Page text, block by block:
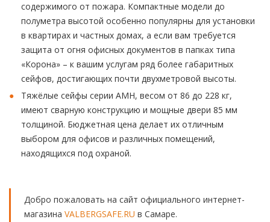
содержимого от пожара. Компактные модели до
полуметра высотой особенно популярны для установки
в квартирах и частных домах, а если вам требуется
защита от огня офисных документов в папках типа
«Корона» – к вашим услугам ряд более габаритных
сейфов, достигающих почти двухметровой высоты.
Тяжёлые сейфы серии АМН, весом от 86 до 228 кг,
имеют сварную конструкцию и мощные двери 85 мм
толщиной. Бюджетная цена делает их отличным
выбором для офисов и различных помещений,
находящихся под охраной.
Добро пожаловать на сайт официального интернет-
магазина VALBERGSAFE.RU в Самаре.